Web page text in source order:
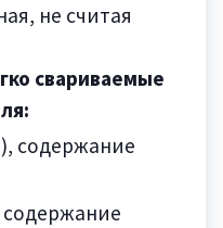
не считая
свариваемые
содержание
содержание